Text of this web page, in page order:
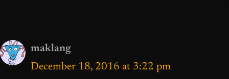
maklang
December 18, 2016 at 3:22 pm